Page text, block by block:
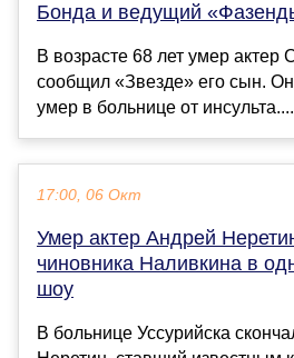
Бонда и ведущий
В возрасте 68 лет умер актер
сообщил «Звезде» его сын. Он
умер в больнице от инсульта....
17:00, 06 Окт
Умер актер Андрей
чиновника Наливкина в
шоу
В больнице Уссурийска